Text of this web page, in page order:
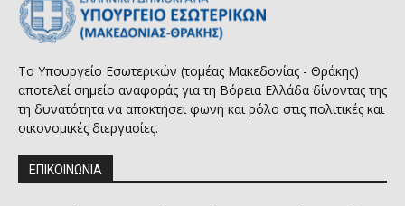
Το Υπουργείο Εσωτερικών (τομέας Μακεδονίας - Θράκης)
αποτελεί σημείο αναφοράς για τη Βόρεια Ελλάδα δίνοντας της
τη δυνατότητα να αποκτήσει φωνή και ρόλο στις πολιτικές και
οικονομικές διεργασίες.
ΕΠΙΚΟΙΝΩΝΙΑ